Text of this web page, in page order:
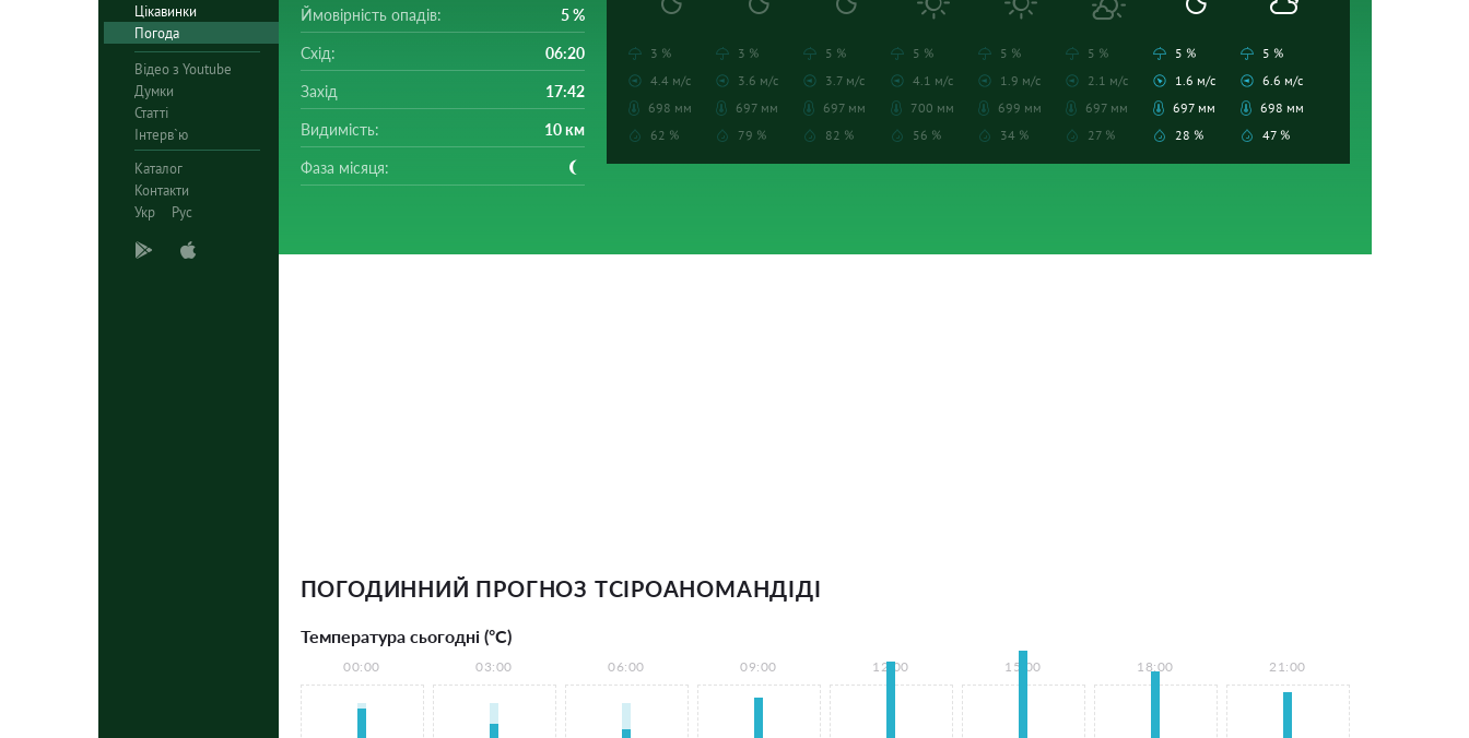
Цікавинки
Погода
Відео з Youtube
Думки
Статті
Інтерв`ю
Каталог
Контакти
Укр
Рус
Ймовірність опадів: 5 %
Схід: 06:20
Захід 17:42
Видимість: 10 км
Фаза місяця:
3 %
4.4 м/с
698 мм
62 %
3 %
3.6 м/с
697 мм
79 %
5 %
3.7 м/с
697 мм
82 %
5 %
4.1 м/с
700 мм
56 %
5 %
1.9 м/с
699 мм
34 %
5 %
2.1 м/с
697 мм
27 %
5 %
1.6 м/с
697 мм
28 %
5 %
6.6 м/с
698 мм
47 %
ПОГОДИННИЙ ПРОГНОЗ ТСІРОАНОМАНДІДІ
Температура сьогодні (°С)
00:00 03:00 06:00 09:00 12:00 15:00 18:00 21:00